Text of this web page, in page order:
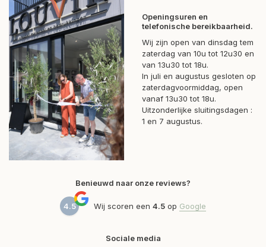
Openingsuren en
telefonische bereikbaarheid.
Wij zijn open van dinsdag tem
zaterdag van 10u tot 12u30 en
van 13u30 tot 18u.
In juli en augustus gesloten op
zaterdagvoormiddag, open
vanaf 13u30 tot 18u.
Uitzonderlijke sluitingsdagen :
1 en 7 augustus.
Benieuwd naar onze reviews?
4.5 Wij scoren een 4.5 op Google
Sociale media